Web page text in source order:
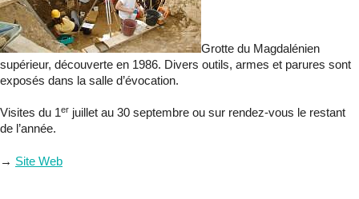
Grotte du Magdalénien
supérieur, découverte en 1986. Divers outils, armes et parures sont
exposés dans la salle d’évocation.
Visites du 1er juillet au 30 septembre ou sur rendez-vous le restant
de l’année.
→ Site Web